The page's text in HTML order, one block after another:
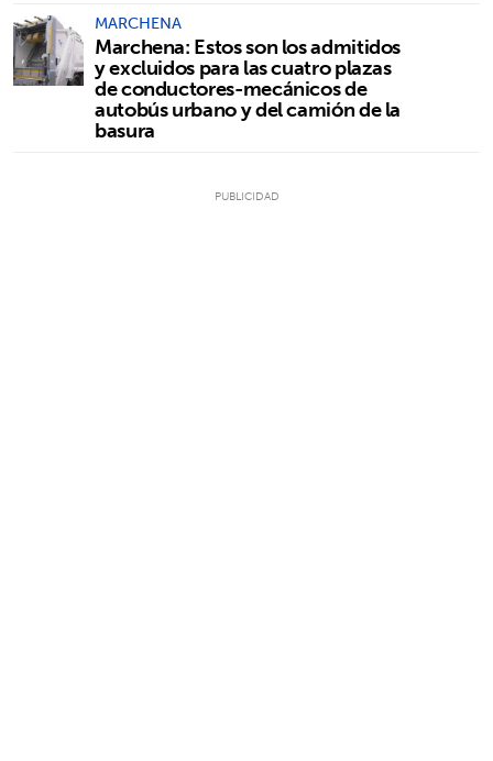
MARCHENA
Marchena: Estos son los admitidos
y excluidos para las cuatro plazas
de conductores-mecánicos de
autobús urbano y del camión de la
basura